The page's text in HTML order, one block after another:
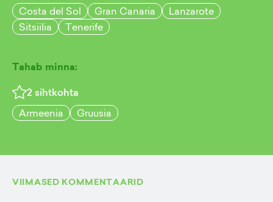
Costa del Sol
Gran Canaria
Lanzarote
Sitsiilia
Tenerife
Tahab minna:
2 sihtkohta
Armeenia
Gruusia
VIIMASED KOMMENTAARID